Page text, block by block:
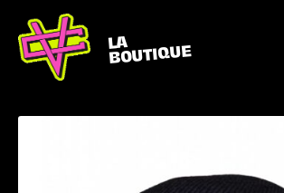
LA
BOUTIQUE